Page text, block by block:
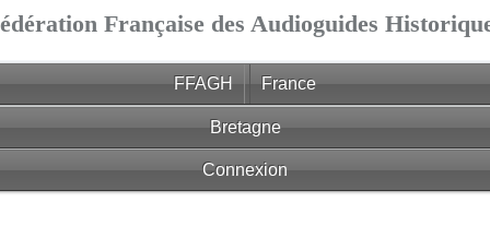
Française des Audioguides
FFAGH France
Bretagne
Connexion